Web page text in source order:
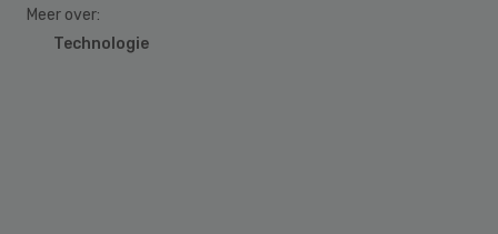
Meer over:
Technologie